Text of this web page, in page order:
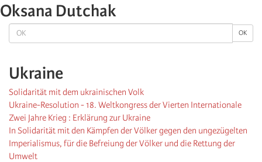
OK OK
Ukraine
Solidarität mit dem ukrainischen Volk
Ukraine-Resolution - 18. Weltkongress der Vierten Internationale
Zwei Jahre Krieg : Erklärung zur Ukraine
In Solidarität mit den Kämpfen der Völker gegen den ungezügelten
Imperialismus, für die Befreiung der Völker und die Rettung der
Umwelt
Oksana Dutchak